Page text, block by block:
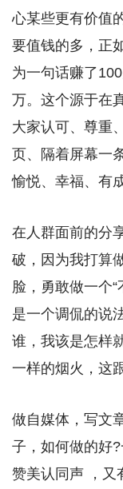
心某些更有价值
要值钱的多，正
为一句话赚了
万。这个源于在
大家认可、尊重
页、隔着屏幕一
愉悦、幸福、有
在人群面前的分
破，因为我打算
脸，勇敢做一个“
是一个调侃的说
谁，我该是怎样
一样的烟火，这
做自媒体，写文
子，如何做的好
赞美认同声 ，又